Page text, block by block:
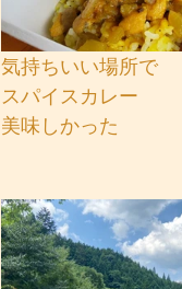
気持ちいい場所で
スパイスカレー
美味しかった